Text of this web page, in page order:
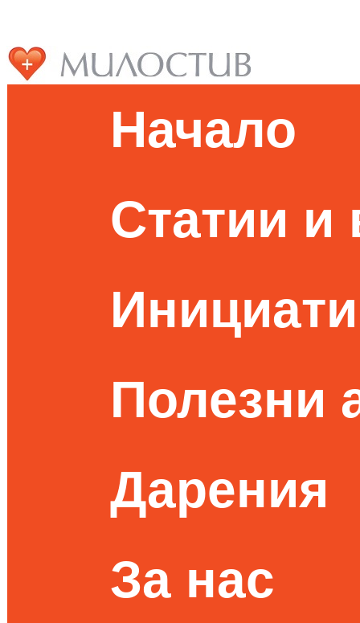
Начало
Статии и
Полезни
Дарения
За нас